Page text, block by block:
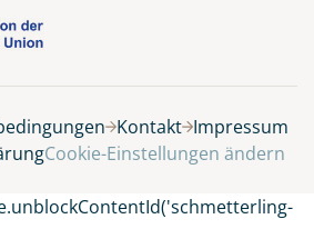
Kontakt Impressum
Cookie-Einstellungen ändern